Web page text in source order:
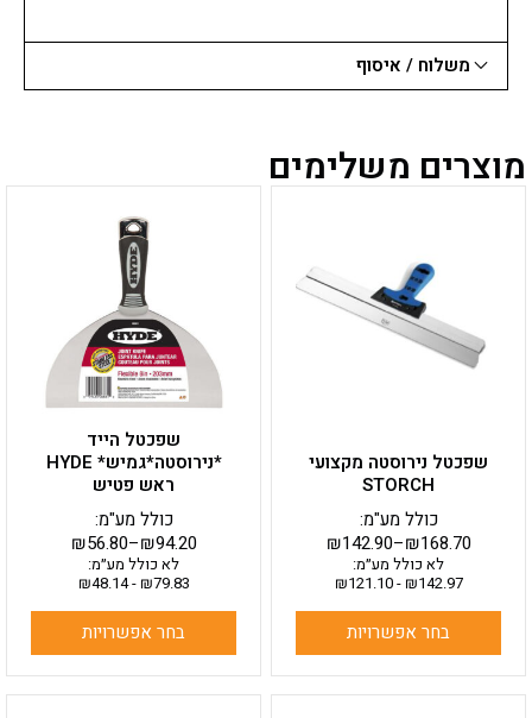
משלוח / איסוף
מוצרים משלימים
שפכטל נירוסטה מקצועי
STORCH
₪142.90–₪168.70
כולל מע"מ:
לא כולל מע״מ:
₪142.97
-
₪121.10
בחר אפשרויות
סוגים.
ניתן
שפכטל הייד
*נירוסטה*גמיש* HYDE
ראש פטיש
₪56.80–₪94.20
כולל מע"מ:
לא כולל מע״מ:
₪79.83
-
₪48.14
בחר אפשרויות
זה
יש
מספר
סוגים.
ניתן
לבחור
את
האפשרויות
המוצר